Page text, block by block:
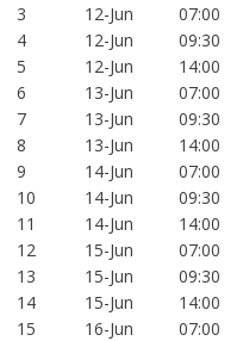
3
12-Jun 07:00
4
12-Jun 09:30
5
12-Jun 14:00
6
13-Jun 07:00
7
13-Jun 09:30
8
13-Jun 14:00
9
14-Jun 07:00
10
14-Jun 09:30
11
14-Jun 14:00
12
15-Jun 07:00
13
15-Jun 09:30
14
15-Jun 14:00
15
16-Jun 07:00